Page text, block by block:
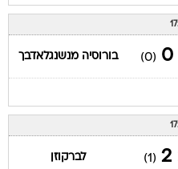
(0) בורוסיה מנשנגלאדבך
(1) לברקוזן